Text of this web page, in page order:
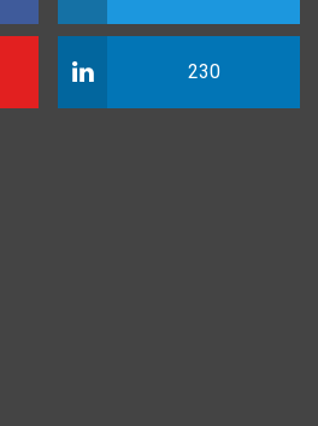
230